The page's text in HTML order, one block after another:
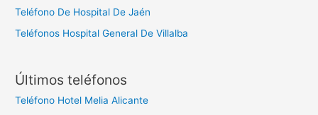
Teléfono De Hospital De Jaén
Teléfonos Hospital General De Villalba
Últimos teléfonos
Teléfono Hotel Melia Alicante